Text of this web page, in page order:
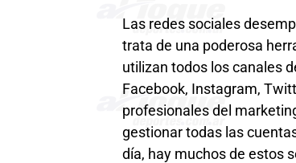
Las redes sociales
trata de una poderosa
utilizan todos los canales
Facebook, Instagram,
profesionales del
gestionar todas las
día, hay muchos de estos